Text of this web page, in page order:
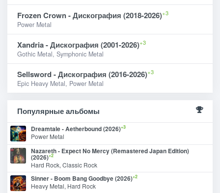
Frozen Crown - Дискография (2018-2026)+3
Power Metal
Xandria - Дискография (2001-2026)+3
Gothic Metal, Symphonic Metal
Sellsword - Дискография (2016-2026)+3
Epic Heavy Metal, Power Metal
Популярные альбомы
Dreamtale - Aetherbound (2026)+3
Power Metal
Nazareth - Expect No Mercy (Remastered Japan Edition)
(2026)+2
Hard Rock, Classic Rock
Sinner - Boom Bang Goodbye (2026)+2
Heavy Metal, Hard Rock